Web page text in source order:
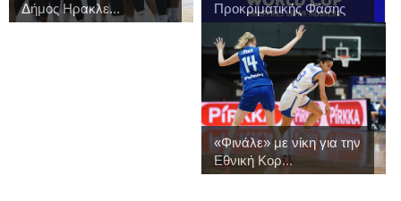
Δήμος Ηρακλε...
Προκριματικής Φάσης
του...
«Φινάλε» με νίκη για την
Εθνική Κορ...